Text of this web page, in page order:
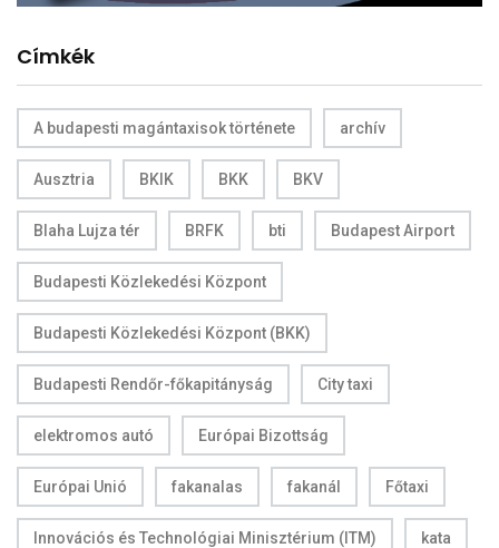
Címkék
A budapesti magántaxisok története archív
Ausztria BKIK BKK BKV
Blaha Lujza tér BRFK bti Budapest Airport
Budapesti Közlekedési Központ
Budapesti Közlekedési Központ (BKK)
Budapesti Rendőr-főkapitányság City taxi
elektromos autó Európai Bizottság
Európai Unió fakanalas fakanál Főtaxi
Innovációs és Technológiai Minisztérium (ITM) kata